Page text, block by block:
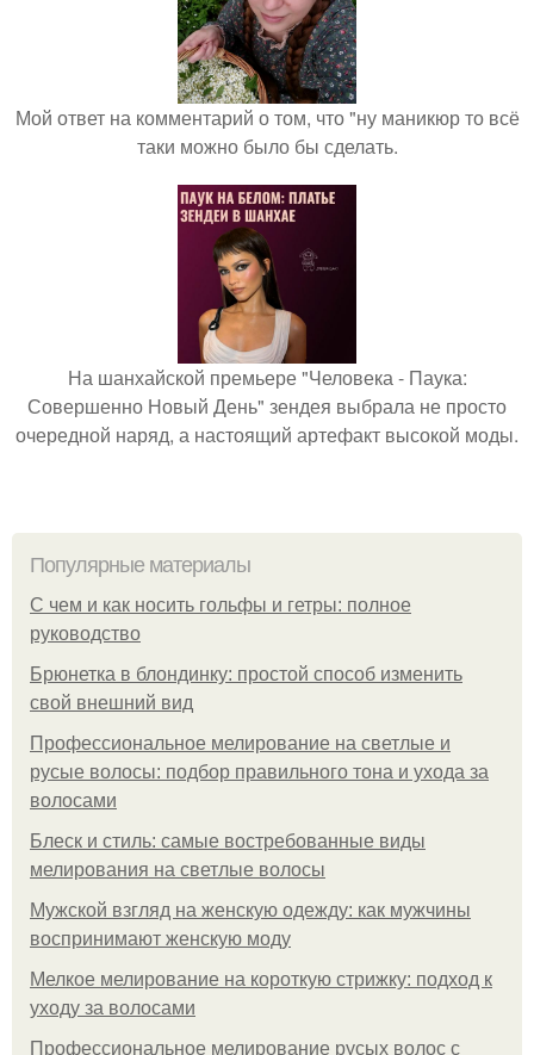
Мой ответ на комментарий о том, что "ну маникюр то всё
таки можно было бы сделать.
На шанхайской премьере "Человека - Паука:
Совершенно Новый День" зендея выбрала не просто
очередной наряд, а настоящий артефакт высокой моды.
Популярные материалы
С чем и как носить гольфы и гетры: полное
руководство
Брюнетка в блондинку: простой способ изменить
свой внешний вид
Профессиональное мелирование на светлые и
русые волосы: подбор правильного тона и ухода за
волосами
Блеск и стиль: самые востребованные виды
мелирования на светлые волосы
Мужской взгляд на женскую одежду: как мужчины
воспринимают женскую моду
Мелкое мелирование на короткую стрижку: подход к
уходу за волосами
Профессиональное мелирование русых волос с